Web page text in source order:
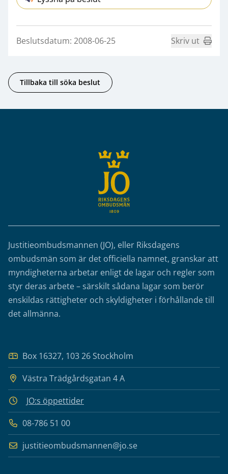
Beslutsdatum: 2008-06-25 Skriv ut
Tillbaka till söka beslut
Justitieombudsmannen (JO), eller Riksdagens
ombudsmän som är det officiella namnet, granskar att
myndigheterna arbetar enligt de lagar och regler som
styr deras arbete – särskilt sådana lagar som berör
enskildas rättigheter och skyldigheter i förhållande till
det allmänna.
Box 16327, 103 26 Stockholm
Västra Trädgårdsgatan 4 A
JO:s öppettider
08-786 51 00
justitieombudsmannen@jo.se